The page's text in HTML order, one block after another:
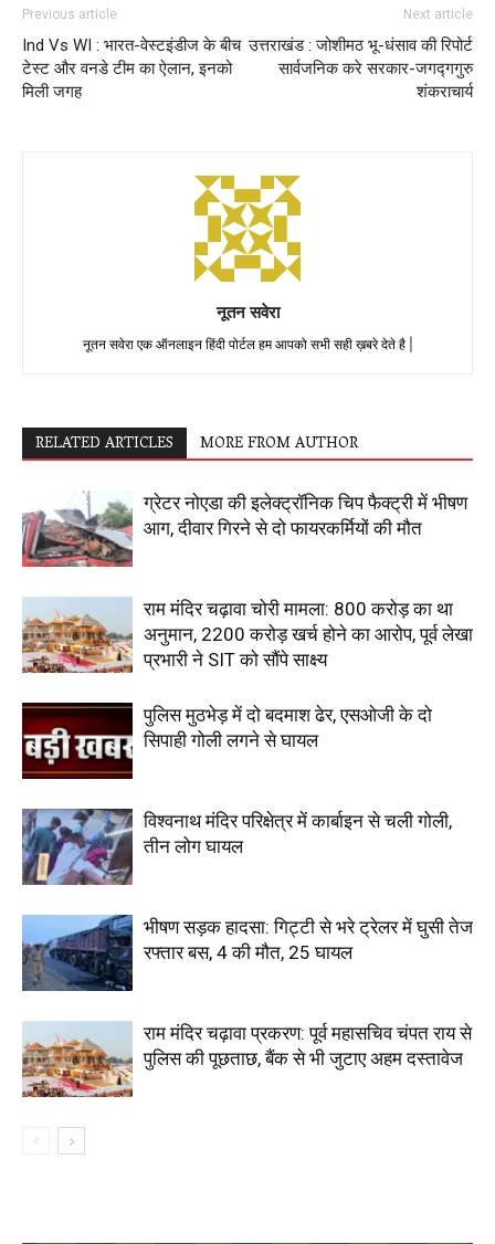
Previous article
Ind Vs WI : भारत-वेस्टइंडीज के बीच
टेस्ट और वनडे टीम का ऐलान, इनको
मिली जगह
Next article
उत्तराखंड : जोशीमठ भू-धंसाव की रिपोर्ट
सार्वजनिक करे सरकार-जगद्गगुरु
शंकराचार्य
नूतन सवेरा
नूतन सवेरा एक ऑनलाइन हिंदी पोर्टल हम आपको सभी सही ख़बरे देते है |
RELATED ARTICLES MORE FROM AUTHOR
ग्रेटर नोएडा की इलेक्ट्रॉनिक चिप फैक्ट्री में भीषण
आग, दीवार गिरने से दो फायरकर्मियों की मौत
राम मंदिर चढ़ावा चोरी मामला: 800 करोड़ का था
अनुमान, 2200 करोड़ खर्च होने का आरोप, पूर्व लेखा
प्रभारी ने SIT को सौंपे साक्ष्य
पुलिस मुठभेड़ में दो बदमाश ढेर, एसओजी के दो
सिपाही गोली लगने से घायल
विश्वनाथ मंदिर परिक्षेत्र में कार्बाइन से चली गोली,
तीन लोग घायल
भीषण सड़क हादसा: गिट्टी से भरे ट्रेलर में घुसी तेज
रफ्तार बस, 4 की मौत, 25 घायल
राम मंदिर चढ़ावा प्रकरण: पूर्व महासचिव चंपत राय से
पुलिस की पूछताछ, बैंक से भी जुटाए अहम दस्तावेज